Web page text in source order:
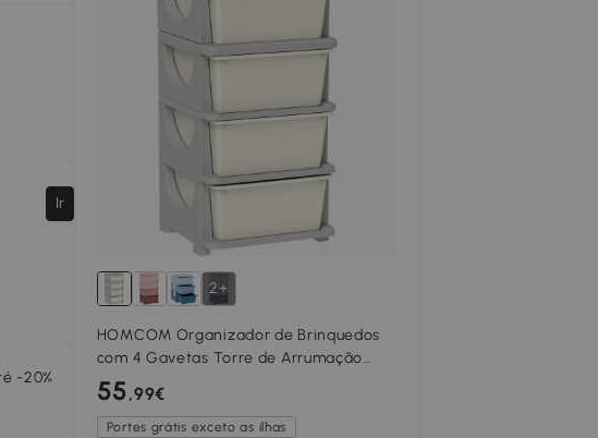
Ir
-20%
2+
HOMCOM Organizador de Brinquedos
com 4 Gavetas Torre de Arrumação
para Crianças +3 Anos Cantos
Arredondados e Pegas 37x37x76 cm
Creme
55,99€
Portes grátis exceto as ilhas